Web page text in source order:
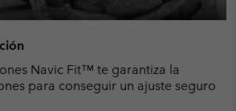
Navic Fit™ te garantiza la
para conseguir un ajuste seguro